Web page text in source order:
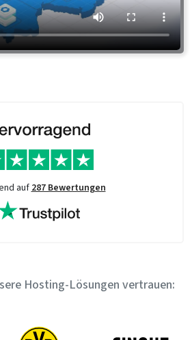
auf287 Bewertungen
Hosting-Lösungen vertrauen: